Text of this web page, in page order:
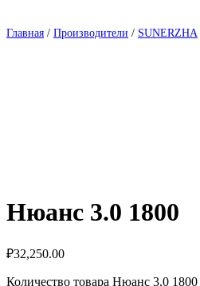
Главная / Производители / SUNERZHA
Нюанс 3.0 1800
₽32,250.00
Количество товара Нюанс 3.0 1800